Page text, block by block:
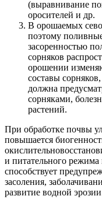
(выравнивание
оросителей и др.
В орошаемых
поэтому
засоренностью
сорняков
орошении
составы
должна
сорняками,
растений.
При обработке почвы
повышается
и питательного
способствует
засоления,
развитие водной